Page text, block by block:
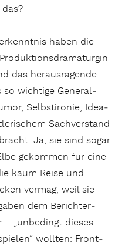
haben die
das heraus­ra­gende
so wich­tige Gene­ral­
Selbst­ironie, Idea­
Sach­ver­stand
Ja, sie sind sogar
gekommen für eine
kaum Reise und
vermag, weil sie –
dem Bericht­er­
– „unbe­dingt dieses
wollten: Front­